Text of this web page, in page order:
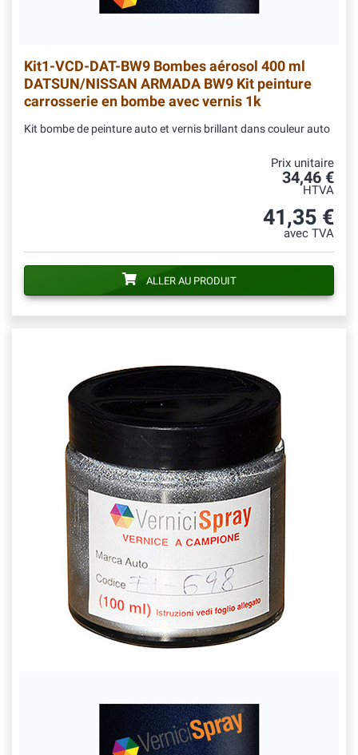
Kit1-VCD-DAT-BW9 Bombes aérosol 400 ml
DATSUN/NISSAN ARMADA BW9 Kit peinture
carrosserie en bombe avec vernis 1k
Kit bombe de peinture auto et vernis brillant dans couleur auto
Prix unitaire
34,46 €
HTVA
41,35 €
avec TVA
ALLER AU PRODUIT